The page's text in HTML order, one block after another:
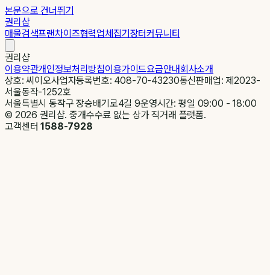
본문으로 건너뛰기
권리샵
매물검색프랜차이즈협력업체집기장터커뮤니티
권리샵
이용약관개인정보처리방침이용가이드요금안내회사소개
상호: 씨이오사업자등록번호: 408-70-43230통신판매업: 제2023-
서울동작-1252호
서울특별시 동작구 장승배기로4길 9운영시간: 평일 09:00 - 18:00
© 2026 권리샵. 중개수수료 없는 상가 직거래 플랫폼.
고객센터1588-7928